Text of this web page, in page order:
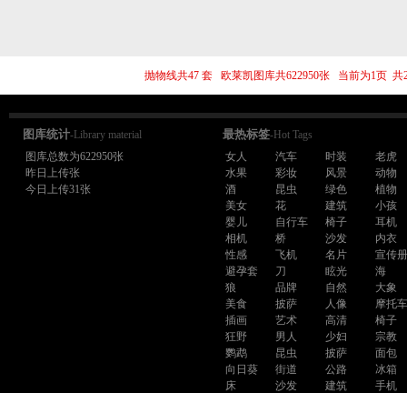
抛物线共47 套 欧莱凯图库共622950张 当前为1页
图库统计-Library material
图库总数为622950张
昨日上传张
今日上传31张
最热标签-Hot Tags
女人
汽车 时装
老虎
水果
彩妆 风景
动物
酒
昆虫 绿色
植物
美女
花 建筑
小孩
婴儿
自行车 椅子
耳机
相机
桥 沙发
内衣
性感
飞机 名片
宣传册
避孕套
刀 眩光
海
狼
品牌 自然
大象
美食
披萨 人像
摩托车
插画
艺术 高清
椅子
狂野
男人 少妇
宗教
鹦鹉
昆虫 披萨
面包
向日葵
街道 公路
冰箱
床
沙发 建筑
手机